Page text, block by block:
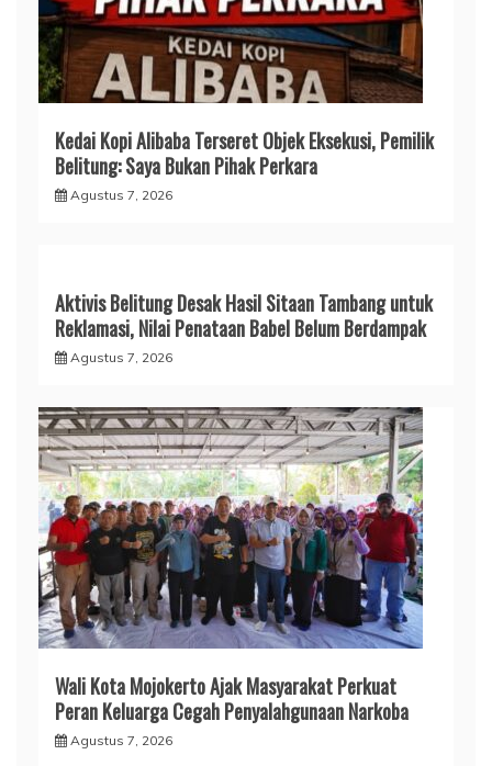
Kedai Kopi Alibaba Terseret Objek Eksekusi, Pemilik
Belitung: Saya Bukan Pihak Perkara
Agustus 7, 2026
Aktivis Belitung Desak Hasil Sitaan Tambang untuk
Reklamasi, Nilai Penataan Babel Belum Berdampak
Agustus 7, 2026
Wali Kota Mojokerto Ajak Masyarakat Perkuat
Peran Keluarga Cegah Penyalahgunaan Narkoba
Agustus 7, 2026